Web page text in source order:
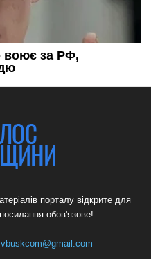
порталу відкрите для
обов'язове!
vbuskcom@gmail.com